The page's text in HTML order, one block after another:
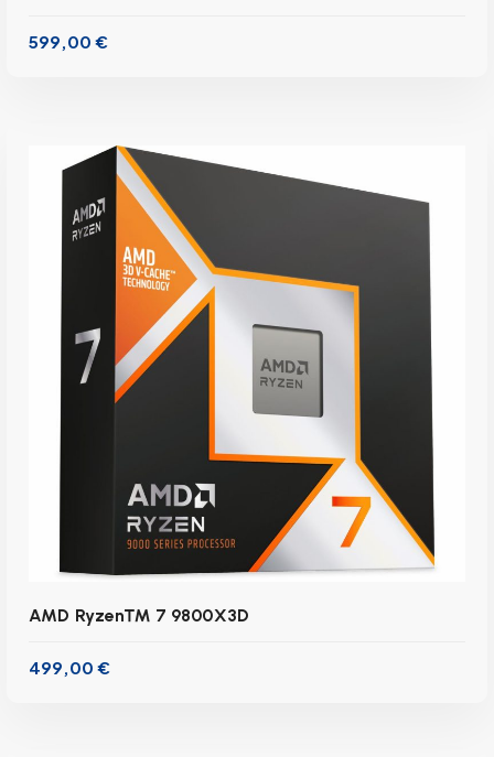
inkl. 19 % MwSt.
zzgl.Versandkosten
Lieferzeit:
IN DEN WARENKORB
599,00€
AMD Ryzen™ 7 9800X3D
499,00€